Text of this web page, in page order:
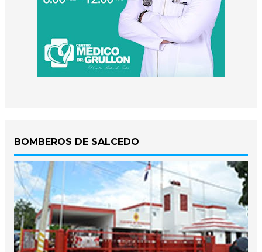
BOMBEROS DE SALCEDO